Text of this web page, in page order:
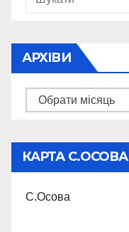
АРХІВИ
Архіви
КАРТА С.ОСОВА
С.Осова